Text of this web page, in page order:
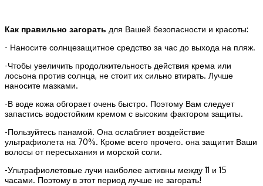
Как правильно загорать для Вашей безопасности и красоты:
- Наносите солнцезащитное средство за час до выхода на пляж.
-Чтобы увеличить продолжительность действия крема или
лосьона против солнца, не стоит их сильно втирать. Лучше
наносите мазками.
-В воде кожа обгорает очень быстро. Поэтому Вам следует
запастись водостойким кремом с высоким фактором защиты.
-Пользуйтесь панамой. Она ослабляет воздействие
ультрафиолета на 70%. Кроме всего прочего. она защитит Ваши
волосы от пересыхания и морской соли.
-Ультрафиолетовые лучи наиболее активны между 11 и 15
часами. Поэтому в этот период лучше не загорать!